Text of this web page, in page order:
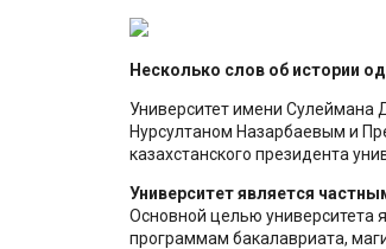
Несколько слов об истории
Университет имени Сулеймана
Нурсултаном Назарбаевым и
казахстанского президента
Университет является
Основной целью университета
программам бакалавриата,